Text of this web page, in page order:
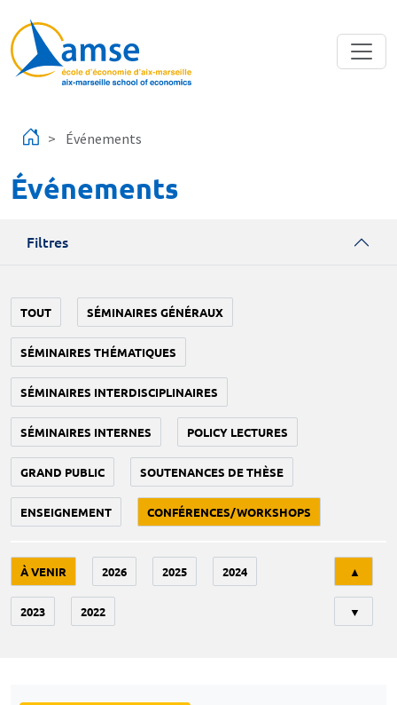
Événements
Événements
Filtres
TOUT SÉMINAIRES GÉNÉRAUX
SÉMINAIRES THÉMATIQUES
SÉMINAIRES INTERDISCIPLINAIRES
SÉMINAIRES INTERNES POLICY LECTURES
GRAND PUBLIC SOUTENANCES DE THÈSE
ENSEIGNEMENT CONFÉRENCES/WORKSHOPS
À VENIR 2026 2025 2024
2023 2022
▲
▼